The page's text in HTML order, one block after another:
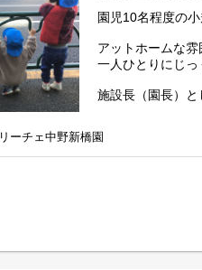
園児10名程度の
アットホームな雰
一人ひとりにじっ
施設長（園長）と
・保育業務
・保護者対応
しっかりサポー
ーチェ中野新橋園